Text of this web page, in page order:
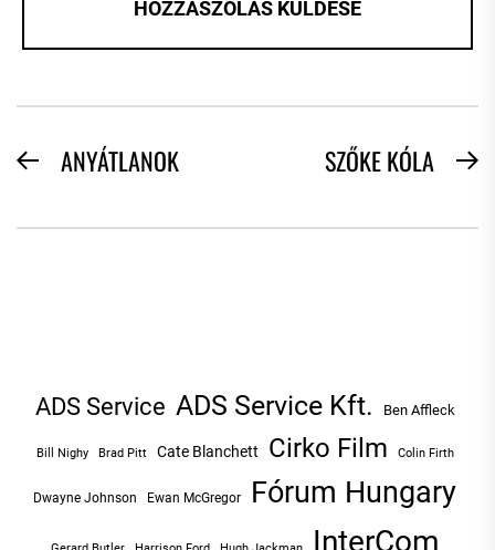
BEJEGYZÉS
PreviousANYÁTLANOK SZŐKE KÓLA
ADS Service ADS Service Kft. Ben Affleck
Bill Nighy Brad Pitt Cate Blanchett Cirko Film Colin Firth
Dwayne Johnson Ewan McGregor Fórum Hungary
InterCom